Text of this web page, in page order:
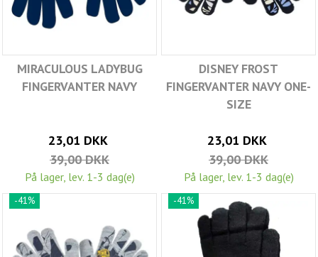
MIRACULOUS LADYBUG
FINGERVANTER NAVY
23,01 DKK
39,00 DKK
På lager, lev. 1-3 dag(e)
DISNEY FROST
FINGERVANTER NAVY ONE-
SIZE
23,01 DKK
39,00 DKK
På lager, lev. 1-3 dag(e)
-41% -41%